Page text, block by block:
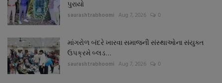
પુરાયો
saurashtrabhoomi Aug 7, 2026 0
માંગરોળ બંદરે ખારવા સમાજની સંસ્થાઓના સંયુક્ત
ઉપક્રમે બ્લડ...
saurashtrabhoomi Aug 7, 2026 0